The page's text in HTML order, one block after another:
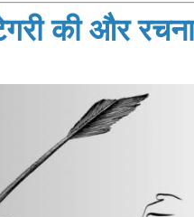
की और